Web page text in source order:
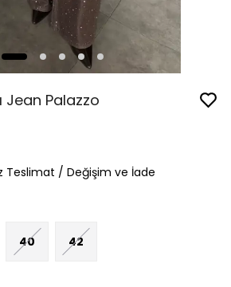
Jean Palazzo
Teslimat / Değişim ve İade
40 42